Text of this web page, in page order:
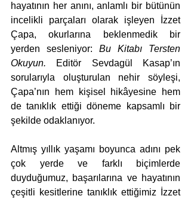
hayatının her anını, anlamlı bir bütünün
incelikli parçaları olarak işleyen İzzet
Çapa, okurlarına beklenmedik bir
yerden sesleniyor: Bu Kitabı Tersten
Okuyun. Editör Sevdagül Kasap’ın
sorularıyla oluşturulan nehir söyleşi,
Çapa’nın hem kişisel hikâyesine hem
de tanıklık ettiği döneme kapsamlı bir
şekilde odaklanıyor.
Altmış yıllık yaşamı boyunca adını pek
çok yerde ve farklı biçimlerde
duyduğumuz, başarılarına ve hayatının
çeşitli kesitlerine tanıklık ettiğimiz İzzet